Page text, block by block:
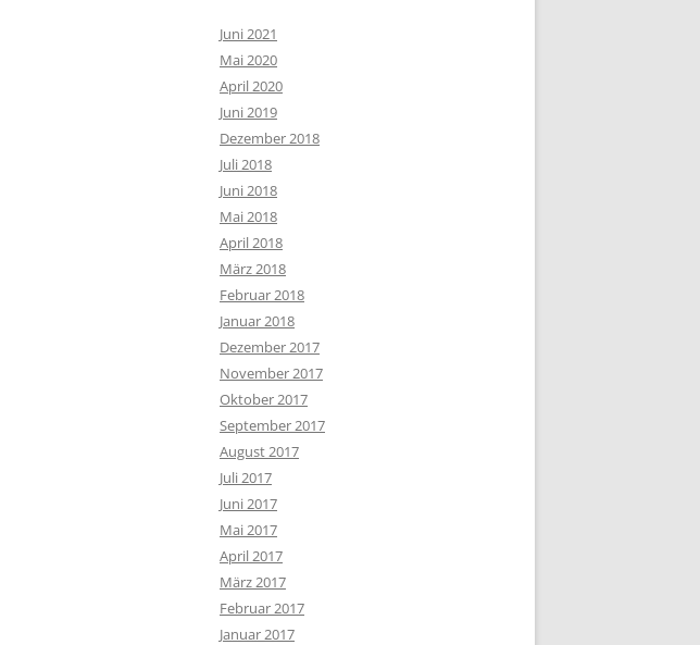
Juni 2021
Mai 2020
April 2020
Juni 2019
Dezember 2018
Juli 2018
Juni 2018
Mai 2018
April 2018
März 2018
Februar 2018
Januar 2018
Dezember 2017
November 2017
Oktober 2017
September 2017
August 2017
Juli 2017
Juni 2017
Mai 2017
April 2017
März 2017
Februar 2017
Januar 2017